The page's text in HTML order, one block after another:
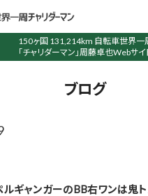
150ヶ国 131,214km 自転車世界一
「チャリダーマン」周藤卓也Webサイ
ブログ
ルギャンガーのBB右ワンは鬼